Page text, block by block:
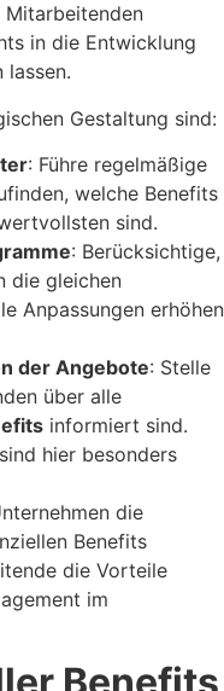
Mitarbeitenden
in die Entwicklung
lassen.
Gestaltung sind:
: Führe regelmäßige
welche Benefits
sind.
: Berücksichtige,
die gleichen
Anpassungen erhöhen
der Angebote: Stelle
über alle
informiert sind.
hier besonders
die
Benefits
die Vorteile
im